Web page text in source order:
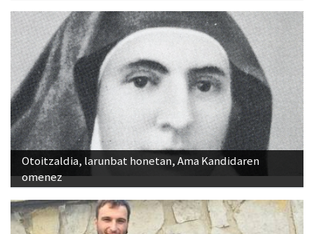
Otoitzaldia, larunbat honetan, Ama Kandidaren
omenez